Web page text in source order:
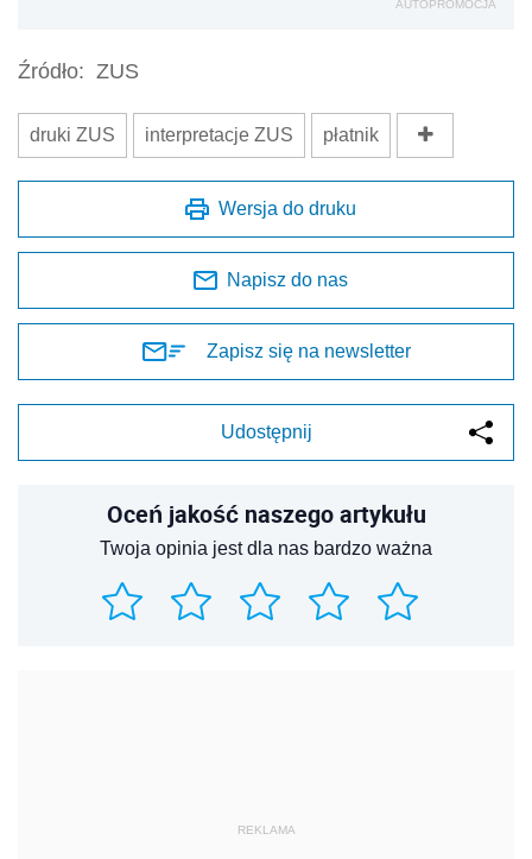
AUTOPROMOCJA
Źródło: ZUS
druki ZUS interpretacje ZUS płatnik
Wersja do druku
Napisz do nas
Zapisz się na newsletter
Udostępnij
Oceń jakość naszego artykułu
Twoja opinia jest dla nas bardzo ważna
REKLAMA